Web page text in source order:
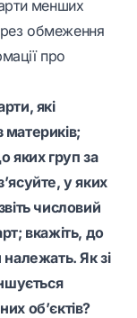
менших
обмеження
про
які
яких груп за
у яких
числовий
вкажіть, до
Як зі
об’єктів?